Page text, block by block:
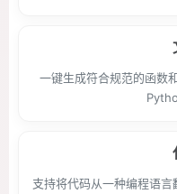
一键生成符合规范的函数
支持将代码从一种编程语